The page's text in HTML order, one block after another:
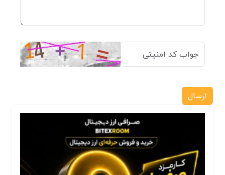
ارسال